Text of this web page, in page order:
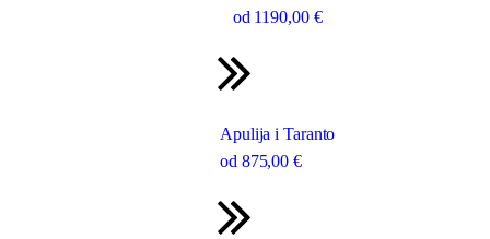
od 1190,00 €
Apulija i Taranto
od 875,00 €